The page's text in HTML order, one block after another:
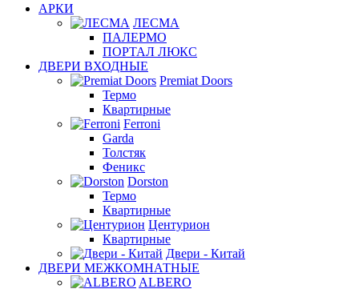
АРКИ
ЛЕСМА
ПАЛЕРМО
ПОРТАЛ ЛЮКС
ДВЕРИ ВХОДНЫЕ
Premiat Doors
Термо
Квартирные
Ferroni
Garda
Толстяк
Феникс
Dorston
Термо
Квартирные
Центурион
Квартирные
Двери - Китай
ДВЕРИ МЕЖКОМНАТНЫЕ
ALBERO